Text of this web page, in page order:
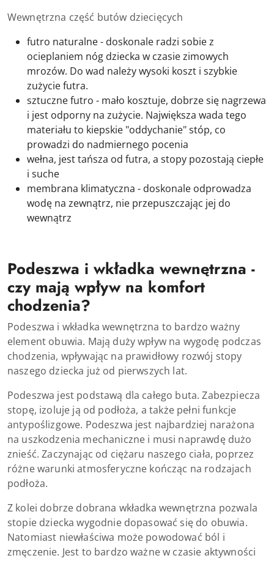
Wewnętrzna część butów dziecięcych
futro naturalne - doskonale radzi sobie z
ocieplaniem nóg dziecka w czasie zimowych
mrozów. Do wad należy wysoki koszt i szybkie
zużycie futra.
sztuczne futro - mało kosztuje, dobrze się nagrzewa
i jest odporny na zużycie. Największa wada tego
materiału to kiepskie "oddychanie" stóp, co
prowadzi do nadmiernego pocenia
wełna, jest tańsza od futra, a stopy pozostają ciepłe
i suche
membrana klimatyczna - doskonale odprowadza
wodę na zewnątrz, nie przepuszczając jej do
wewnątrz
Podeszwa i wkładka wewnętrzna -
czy mają wpływ na komfort
chodzenia?
Podeszwa i wkładka wewnętrzna to bardzo ważny
element obuwia. Mają duży wpływ na wygodę podczas
chodzenia, wpływając na prawidłowy rozwój stopy
naszego dziecka już od pierwszych lat.
Podeszwa jest podstawą dla całego buta. Zabezpiecza
stopę, izoluje ją od podłoża, a także pełni funkcje
antypoślizgowe. Podeszwa jest najbardziej narażona
na uszkodzenia mechaniczne i musi naprawdę dużo
znieść. Zaczynając od ciężaru naszego ciała, poprzez
różne warunki atmosferyczne kończąc na rodzajach
podłoża.
Z kolei dobrze dobrana wkładka wewnętrzna pozwala
stopie dziecka wygodnie dopasować się do obuwia.
Natomiast niewłaściwa może powodować ból i
zmęczenie. Jest to bardzo ważne w czasie aktywności